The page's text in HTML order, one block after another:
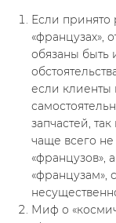
Если принято
«французах»,
обязаны быть
если клиенты
запчастей,
чаще всего
«французов»,
«французам»,
Миф о